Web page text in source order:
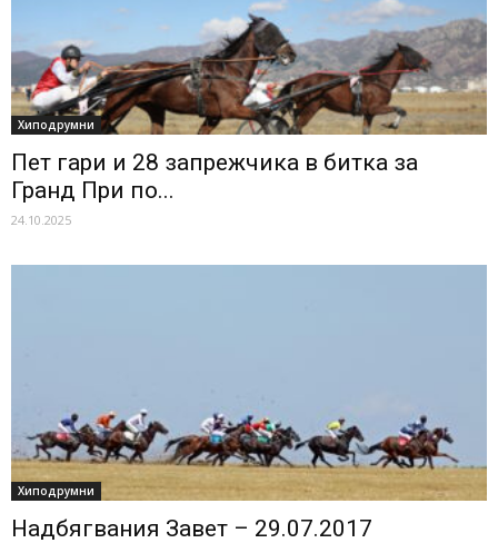
Хиподрумни
Пет гари и 28 запрежчика в битка за
Гранд При по...
24.10.2025
Хиподрумни
Надбягвания Завет – 29.07.2017